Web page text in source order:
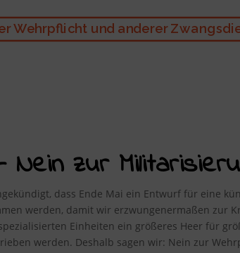
Wehrpflicht und anderer
zur
dass Ende Mai ein Entwurf für eine
werden, damit wir erzwungenermaßen zur
Einheiten ein größeres Heer für
werden. Deshalb sagen wir: Nein zur